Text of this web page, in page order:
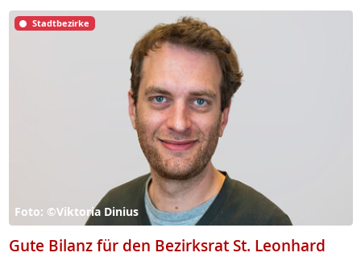
Stadtbezirke
Foto: ©Viktoria Dinius
Gute Bilanz für den Bezirksrat St. Leonhard